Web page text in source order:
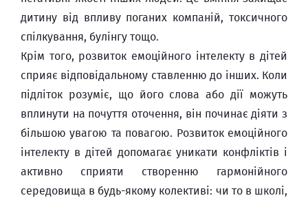
дитину від впливу поганих компаній, токсичного
спілкування, булінгу тощо.
Крім того, розвиток емоційного інтелекту в дітей
сприяє відповідальному ставленню до інших. Коли
підліток розуміє, що його слова або дії можуть
вплинути на почуття оточення, він починає діяти з
більшою увагою та повагою. Розвиток емоційного
інтелекту в дітей допомагає уникати конфліктів і
активно сприяти створенню гармонійного
середовища в будь-якому колективі: чи то в школі,